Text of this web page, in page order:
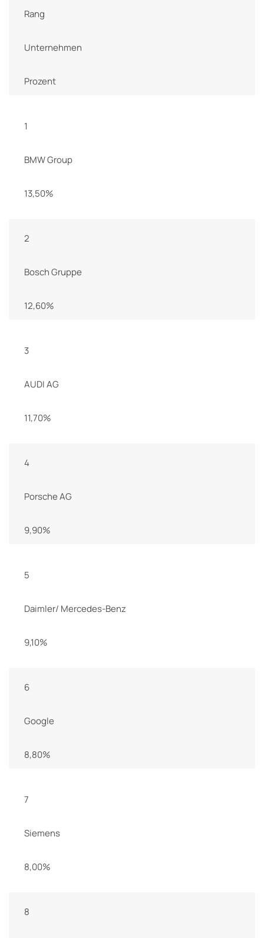
Rang
Unternehmen
Prozent
1
BMW Group
13,50%
2
Bosch Gruppe
12,60%
3
AUDI AG
11,70%
4
Porsche AG
9,90%
5
Daimler/ Mercedes-Benz
9,10%
6
Google
8,80%
7
Siemens
8,00%
8